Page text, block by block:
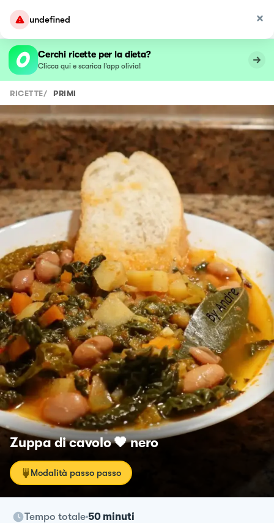
undefined
Cerchi ricette per la dieta?
Clicca qui e scarica l’app olivia!
RICETTE/ PRIMI
Zuppa di cavolo 🖤 nero
Modalità passo passo
Tempo totale 50 minuti